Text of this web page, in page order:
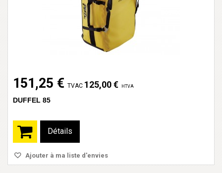
151,25 € TVAC 125,00 € HTVA
DUFFEL 85
Détails
Ajouter à ma liste d'envies